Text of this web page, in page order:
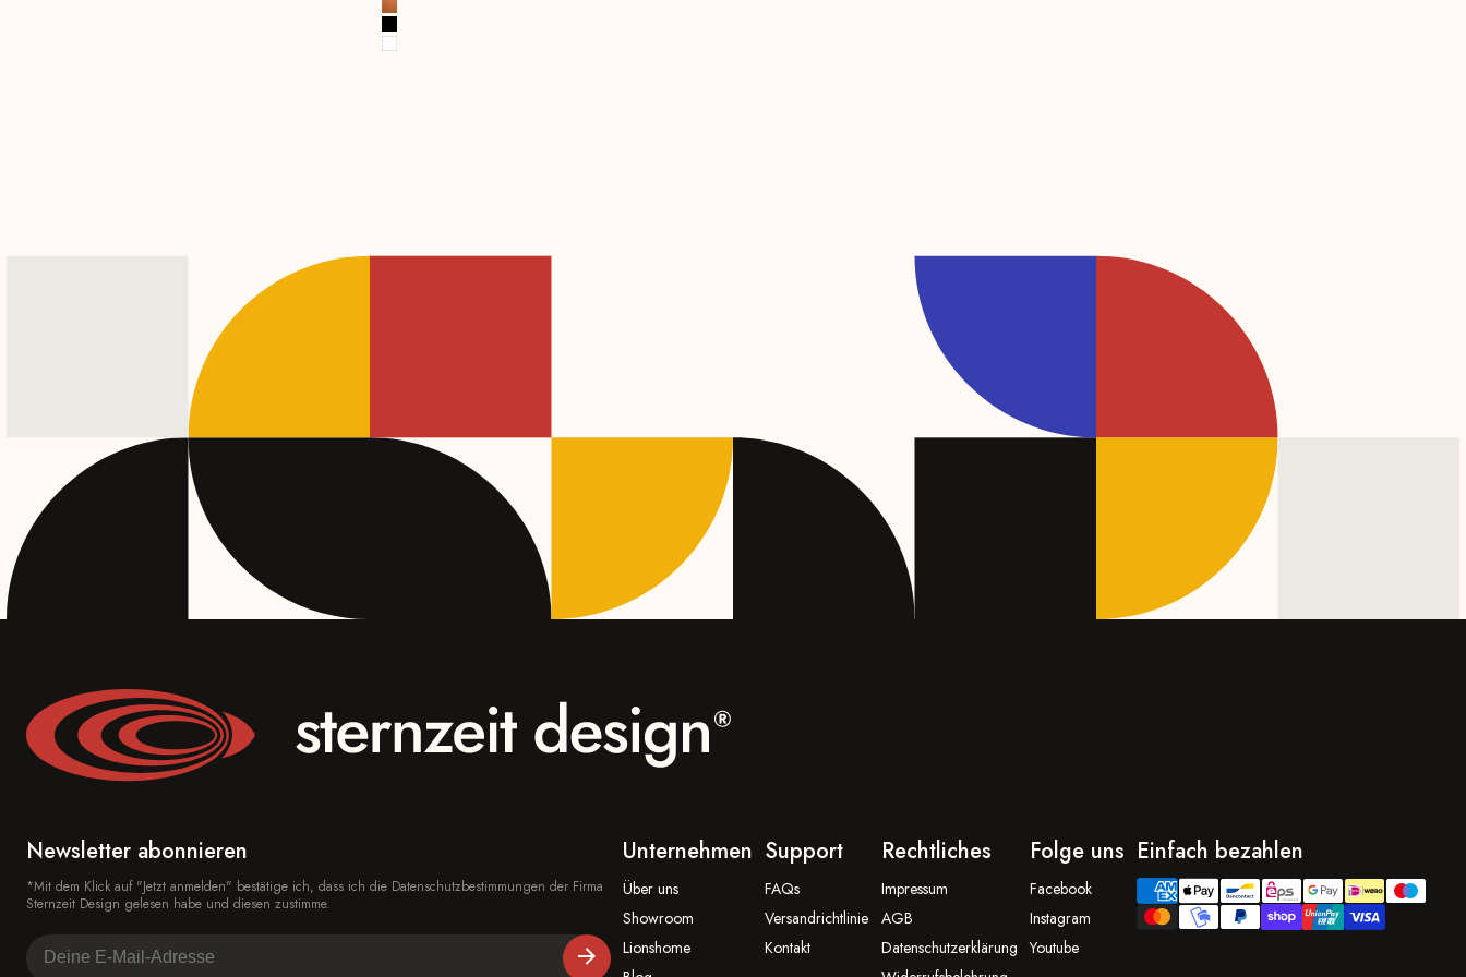
Kupfer
Schwarz
Weiß
Newsletter abonnieren
*Mit dem Klick auf "Jetzt anmelden" bestätige ich, dass ich die Datenschutzbestimmungen der Firma
Sternzeit Design gelesen habe und diesen zustimme.
Unternehmen
Über uns
Showroom
Lionshome
Support
FAQs
Versandrichtlinie
Kontakt
Rechtliches
Impressum
AGB
Datenschutzerklärung
Folge uns
Facebook
Instagram
Youtube
Einfach bezahlen